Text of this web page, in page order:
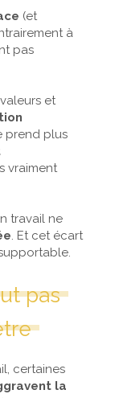
(et
à
pas
et
prend plus
vraiment
travail ne
. Et cet écart
pas
certaines
la